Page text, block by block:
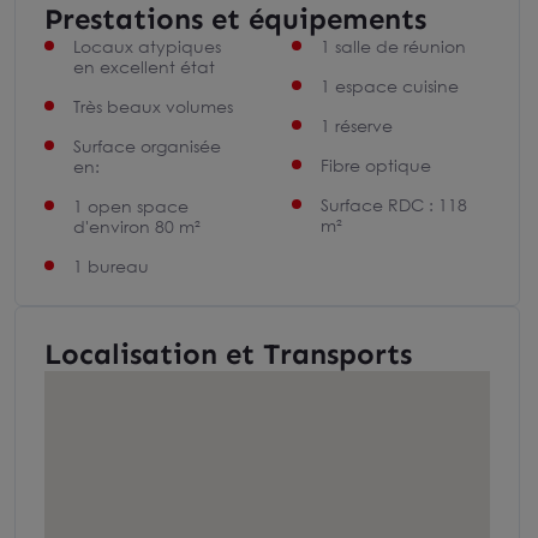
Prestations et équipements
Locaux atypiques
en excellent état
Très beaux volumes
Surface organisée
en:
1 open space
d'environ 80 m²
1 bureau
1 salle de réunion
1 espace cuisine
1 réserve
Fibre optique
Surface RDC : 118
m²
Localisation et Transports